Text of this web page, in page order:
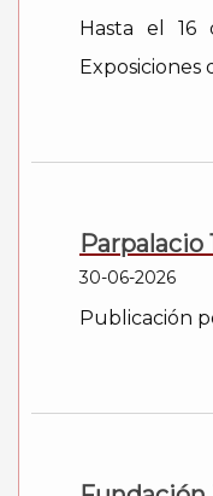
Hasta el 16
Exposiciones
Parpalacio
30-06-2026
Publicación